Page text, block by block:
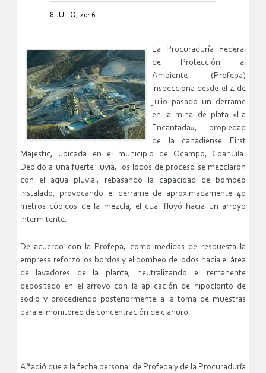
8 JULIO, 2016
La Procuraduría Federal
de Protección al
Ambiente (Profepa)
inspecciona desde el 4 de
julio pasado un derrame
en la mina de plata «La
Encantada», propiedad
de la canadiense First
Majestic, ubicada en el municipio de Ocampo, Coahuila.
Debido a una fuerte lluvia, los lodos de proceso se mezclaron
con el agua pluvial, rebasando la capacidad de bombeo
instalado, provocando el derrame de aproximadamente 40
metros cúbicos de la mezcla, el cual fluyó hacia un arroyo
intermitente.
De acuerdo con la Profepa, como medidas de respuesta la
empresa reforzó los bordos y el bombeo de lodos hacia el área
de lavadores de la planta, neutralizando el remanente
depositado en el arroyo con la aplicación de hipoclorito de
sodio y procediendo posteriormente a la toma de muestras
para el monitoreo de concentración de cianuro.
Añadió que a la fecha personal de Profepa y de la Procuraduría